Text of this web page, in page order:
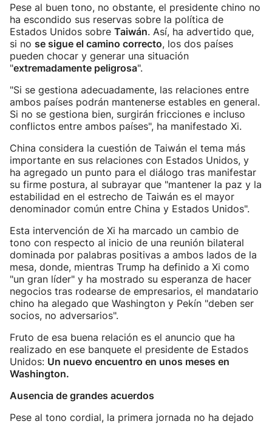
Pese al buen tono, no obstante, el presidente chino no
ha escondido sus reservas sobre la política de
Estados Unidos sobre Taiwán. Así, ha advertido que,
si no se sigue el camino correcto, los dos países
pueden chocar y generar una situación
"extremadamente peligrosa".
"Si se gestiona adecuadamente, las relaciones entre
ambos países podrán mantenerse estables en general.
Si no se gestiona bien, surgirán fricciones e incluso
conflictos entre ambos países", ha manifestado Xi.
China considera la cuestión de Taiwán el tema más
importante en sus relaciones con Estados Unidos, y
ha agregado un punto para el diálogo tras manifestar
su firme postura, al subrayar que "mantener la paz y la
estabilidad en el estrecho de Taiwán es el mayor
denominador común entre China y Estados Unidos".
Esta intervención de Xi ha marcado un cambio de
tono con respecto al inicio de una reunión bilateral
dominada por palabras positivas a ambos lados de la
mesa, donde, mientras Trump ha definido a Xi como
"un gran líder" y ha mostrado su esperanza de hacer
negocios tras rodearse de empresarios, el mandatario
chino ha alegado que Washington y Pekín "deben ser
socios, no adversarios".
Fruto de esa buena relación es el anuncio que ha
realizado en ese banquete el presidente de Estados
Unidos: Un nuevo encuentro en unos meses en
Washington.
Ausencia de grandes acuerdos
Pese al tono cordial, la primera jornada no ha dejado